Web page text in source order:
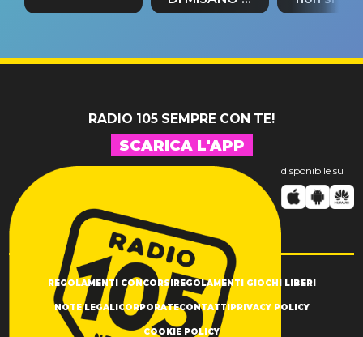
tappa
riconferma
fino alla
RADIO 105 SEMPRE CON TE!
SCARICA L'APP
disponibile su
REGOLAMENTI CONCORSIREGOLAMENTI GIOCHI LIBERI
NOTE LEGALICORPORATECONTATTIPRIVACY POLICY
COOKIE POLICY